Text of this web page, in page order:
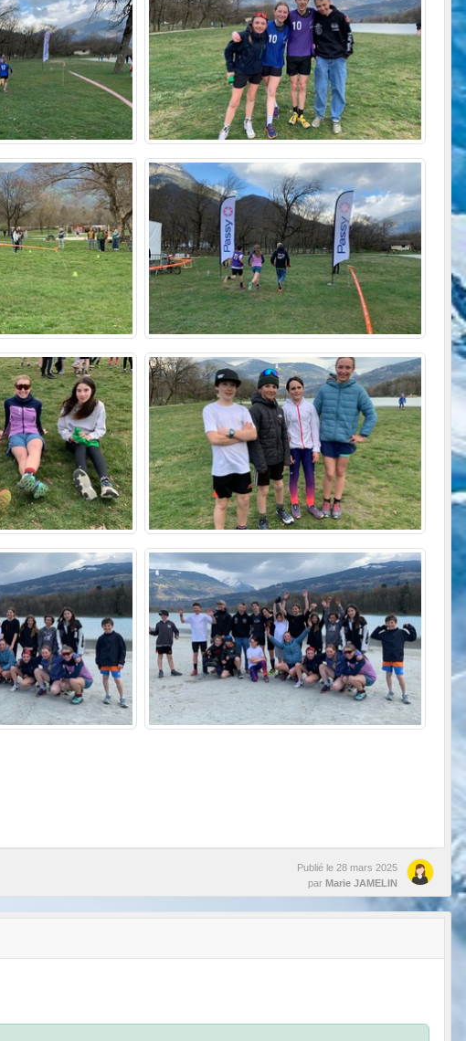
Publié le 28 mars 2025
par Marie JAMELIN